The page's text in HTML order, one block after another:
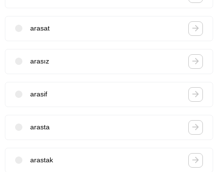
arasat
arasız
arasif
arasta
arastak